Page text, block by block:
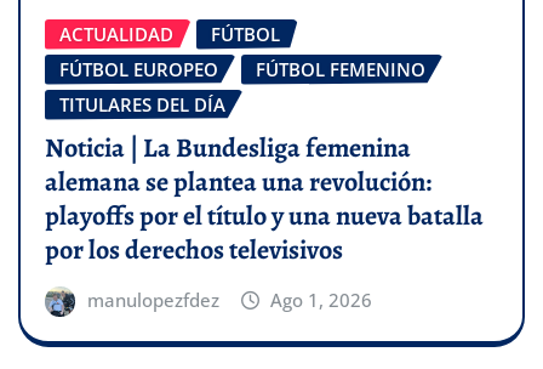
ACTUALIDAD
FÚTBOL
FÚTBOL EUROPEO
FÚTBOL FEMENINO
TITULARES DEL DÍA
Noticia | La Bundesliga femenina
alemana se plantea una revolución:
playoffs por el título y una nueva batalla
por los derechos televisivos
manulopezfdez Ago 1, 2026